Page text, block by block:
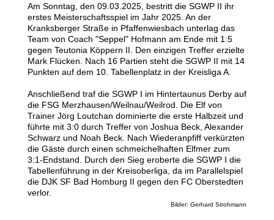
Am Sonntag, den 09.03.2025, bestritt die SGWP II ihr
erstes Meisterschaftsspiel im Jahr 2025. An der
Kranksberger Straße in Pfaffenwiesbach unterlag das
Team von Coach "Seppel" Hofmann am Ende mit 1:5
gegen Teutonia Köppern II. Den einzigen Treffer erzielte
Mark Flücken. Nach 16 Partien steht die SGWP II mit 14
Punkten auf dem 10. Tabellenplatz in der Kreisliga A.
Anschließend traf die SGWP I im Hintertaunus Derby auf
die FSG Merzhausen/Weilnau/Weilrod. Die Elf von
Trainer Jörg Loutchan dominierte die erste Halbzeit und
führte mit 3:0 durch Treffer von Joshua Beck, Alexander
Schwarz und Noah Beck. Nach Wiederanpfiff verkürzten
die Gäste durch einen schmeichelhaften Elfmer zum
3:1-Endstand. Durch den Sieg eroberte die SGWP I die
Tabellenführung in der Kreisoberliga, da im Parallelspiel
die DJK SF Bad Homburg II gegen den FC Oberstedten
verlor.
Bilder: Gerhard Strohmann